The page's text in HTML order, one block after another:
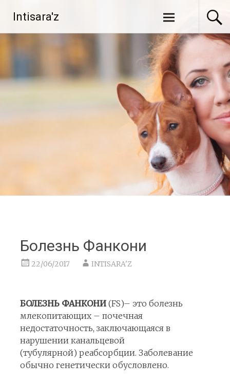
содержимому
Intisara'z
Болезнь Фанкони
22/06/2017 INTISARA'Z
БОЛЕЗНЬ ФАНКОНИ(FS)– это болезнь
млекопитающих – почечная
недостаточность, заключающаяся в
нарушении канальцевой
(тубулярной) реабсорбции. Заболевание
обычно генетически обусловлено.